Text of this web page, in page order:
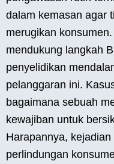
dalam kemasan agar
merugikan
mendukung langkah
penyelidikan
pelanggaran ini.
bagaimana sebuah
kewajiban untuk
Harapannya,
perlindungan